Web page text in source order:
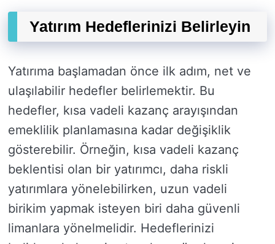
Yatırım Hedeflerinizi Belirleyin
Yatırıma başlamadan önce ilk adım, net ve
ulaşılabilir hedefler belirlemektir. Bu
hedefler, kısa vadeli kazanç arayışından
emeklilik planlamasına kadar değişiklik
gösterebilir. Örneğin, kısa vadeli kazanç
beklentisi olan bir yatırımcı, daha riskli
yatırımlara yönelebilirken, uzun vadeli
birikim yapmak isteyen biri daha güvenli
limanlara yönelmelidir. Hedeflerinizi